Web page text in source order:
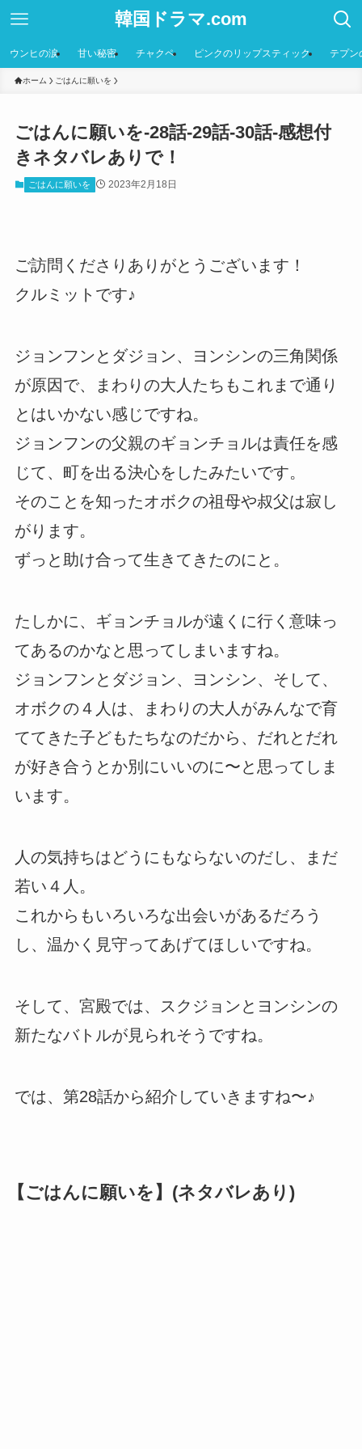
韓国ドラマ.com
ウンヒの涙 甘い秘密 チャクペ ピンクのリップスティック テプン
ホーム ごはんに願いを
ごはんに願いを-28話-29話-30話-感想付
きネタバレありで！
ごはんに願いを 2023年2月18日
ご訪問くださりありがとうございます！
クルミットです♪
ジョンフンとダジョン、ヨンシンの三角関係
が原因で、まわりの大人たちもこれまで通り
とはいかない感じですね。
ジョンフンの父親のギョンチョルは責任を感
じて、町を出る決心をしたみたいです。
そのことを知ったオボクの祖母や叔父は寂し
がります。
ずっと助け合って生きてきたのにと。
たしかに、ギョンチョルが遠くに行く意味っ
てあるのかなと思ってしまいますね。
ジョンフンとダジョン、ヨンシン、そして、
オボクの４人は、まわりの大人がみんなで育
ててきた子どもたちなのだから、だれとだれ
が好き合うとか別にいいのに〜と思ってしま
います。
人の気持ちはどうにもならないのだし、まだ
若い４人。
これからもいろいろな出会いがあるだろう
し、温かく見守ってあげてほしいですね。
そして、宮殿では、スクジョンとヨンシンの
新たなバトルが見られそうですね。
では、第28話から紹介していきますね〜♪
【ごはんに願いを】(ネタバレあり)